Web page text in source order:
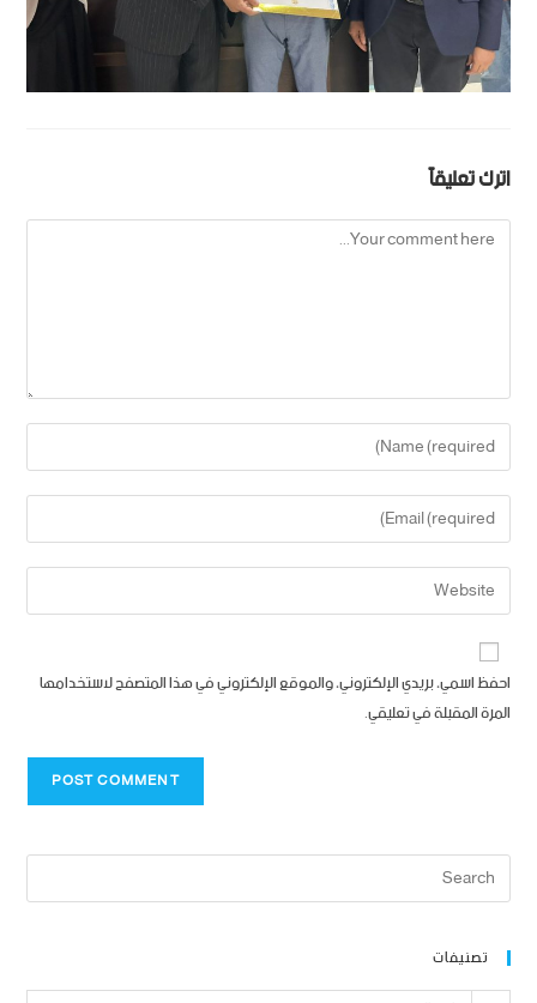
اترك تعليقاً
احفظ اسمي، بريدي الإلكتروني، والموقع الإلكتروني في هذا المتصفح لاستخدامها
المرة المقبلة في تعليقي.
تصنيفات